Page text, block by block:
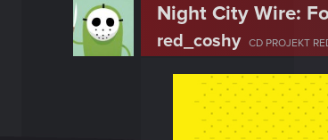
Night City Wire:
red_coshy CD PROJEKT